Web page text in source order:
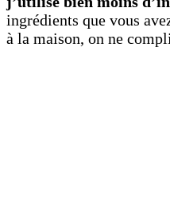
ingrédients que vous
à la maison, on ne